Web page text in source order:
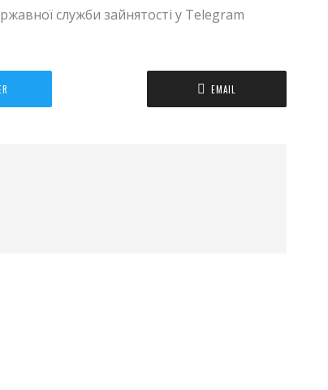
служби зайнятості у Telegram
EMAIL